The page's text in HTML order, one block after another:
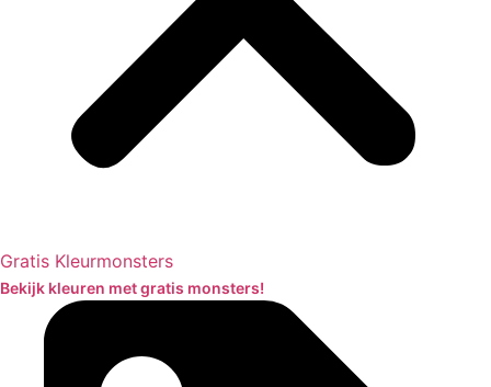
Gratis Kleurmonsters
Bekijk kleuren met gratis monsters!